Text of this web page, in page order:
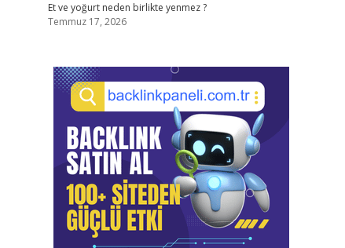
Et ve yoğurt neden birlikte yenmez ?
Temmuz 17, 2026